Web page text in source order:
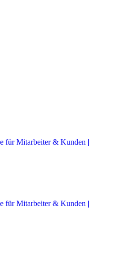
für Mitarbeiter & Kunden |
für Mitarbeiter & Kunden |